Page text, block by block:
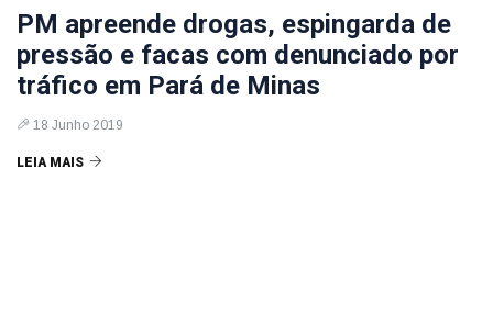
PM apreende drogas, espingarda de
pressão e facas com denunciado por
tráfico em Pará de Minas
18 Junho 2019
LEIA MAIS